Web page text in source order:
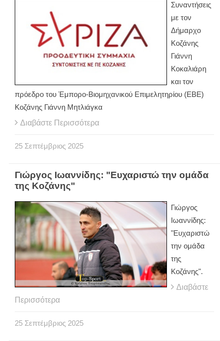
Συναντήσεις
με τον
Δήμαρχο
Κοζάνης
Γιάννη
Κοκαλιάρη
και τον
πρόεδρο του Έμπορο-Βιομηχανικού Επιμελητηρίου (ΕΒΕ)
Κοζάνης Γιάννη Μητλιάγκα
Διαβάστε Περισσότερα
25 Σεπτέμβριος 2025
Γιώργος Ιωαννίδης: "Ευχαριστώ την ομάδα
της Κοζάνης"
Γιώργος
Ιωαννίδης:
"Ευχαριστώ
την ομάδα
της
Κοζάνης".
Διαβάστε
Περισσότερα
25 Σεπτέμβριος 2025